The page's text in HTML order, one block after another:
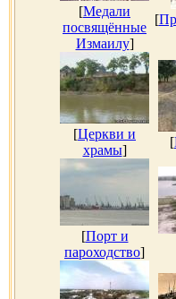
[Медали
посвящённые
Измаилу]
[
[Церкви и
храмы]
[
[Порт и
пароходство]